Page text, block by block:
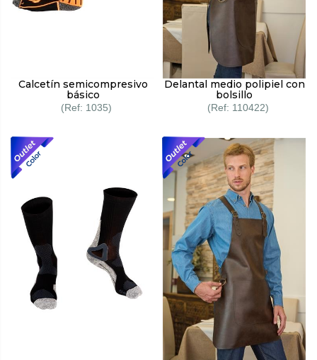
Calcetín semicompresivo
básico
1035
Delantal medio polipiel con
bolsillo
110422